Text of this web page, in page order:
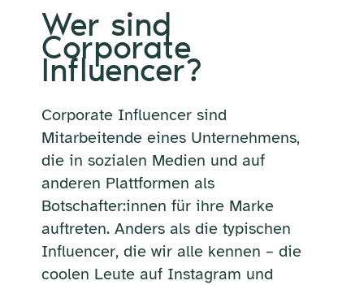
Wer sind
Corporate
Influencer?
Corporate Influencer sind
Mitarbeitende eines Unternehmens,
die in sozialen Medien und auf
anderen Plattformen als
Botschafter:innen für ihre Marke
auftreten. Anders als die typischen
Influencer, die wir alle kennen – die
coolen Leute auf Instagram und